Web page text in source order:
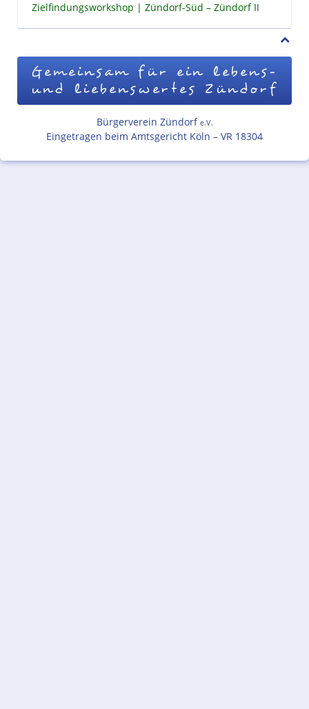
Zielfindungsworkshop
Zündorf-Süd – Zündorf II
Gemeinsam für ein lebens-
und liebenswertes Zündorf
Bürgerverein Zündorf e.V.
Eingetragen beim Amtsgericht Köln – VR 18304